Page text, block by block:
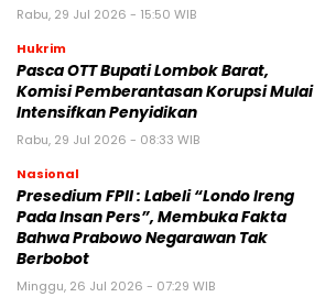
Rabu, 29 Jul 2026 - 15:50 WIB
Hukrim
Pasca OTT Bupati Lombok Barat,
Komisi Pemberantasan Korupsi Mulai
Intensifkan Penyidikan
Rabu, 29 Jul 2026 - 08:33 WIB
Nasional
Presedium FPII : Labeli “Londo Ireng
Pada Insan Pers”, Membuka Fakta
Bahwa Prabowo Negarawan Tak
Berbobot
Minggu, 26 Jul 2026 - 07:29 WIB